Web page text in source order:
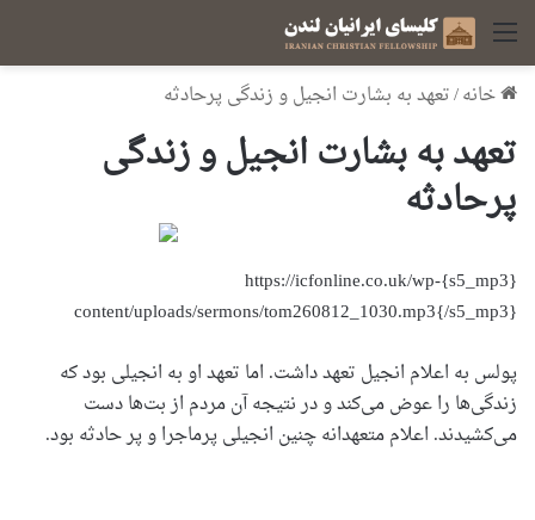
منو
خانه/تعهد به بشارت انجیل و زندگی پرحادثه
تعهد به بشارت انجیل و زندگی
پرحادثه
{s5_mp3}https://icfonline.co.uk/wp-
content/uploads/sermons/tom260812_1030.mp3{/s5_mp3}
پولس به اعلام انجیل تعهد داشت. اما تعهد او به انجیلی بود که
زندگی‌ها را عوض می‌کند و در نتیجه آن مردم از بت‌ها دست
می‌کشیدند. اعلام متعهدانه چنین انجیلی پرماجرا و پر حادثه بود.